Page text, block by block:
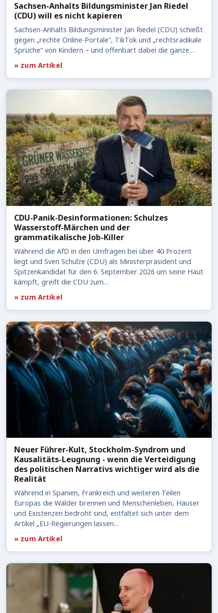
Sachsen-Anhalts Bildungsminister Jan Riedel
(CDU) will es nicht kapieren
Sachsen-Anhalts Bildungsminister Jan Riedel (CDU) schießt
gegen „rechte Online-Portale“, TikTok und „rechtsradikale
Sprüche“ von Kindern – und offenbart dabei die ganze…
» zum Artikel
CDU-Panik-Desinformationen: Schulzes
Wasserstoff-Märchen und der
grammatikalische Job-Killer
Während die AfD in den Umfragen bei über 40 Prozent
liegt und Sven Schulze (CDU) als Ministerpräsident und
Spitzenkandidat für den 6. September 2026 um seine Haut
kämpft, greift die CDU zum…
» zum Artikel
Neuer Führer-Kult, Stockholm-Syndrom und
Kausalitäts-Leugnung - wenn die Verteidigung
des politischen Narrativs wichtiger wird als die
Realität
Während in Spanien, Frankreich und weiteren Teilen
Europas die Wälder brennen und Menschenleben, Häuser
und Existenzen bedroht sind, entfaltet sich unter dem
Artikel „EU-Regierungen lassen…
» zum Artikel